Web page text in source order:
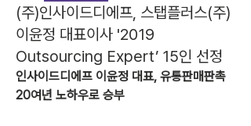
(주)인사이드디에프, 스탭플러스(주)
이윤정 대표이사 '2019
Outsourcing Expert’ 15인 선정
인사이드디에프 이윤정 대표, 유통판매판촉
20여년 노하우로 승부